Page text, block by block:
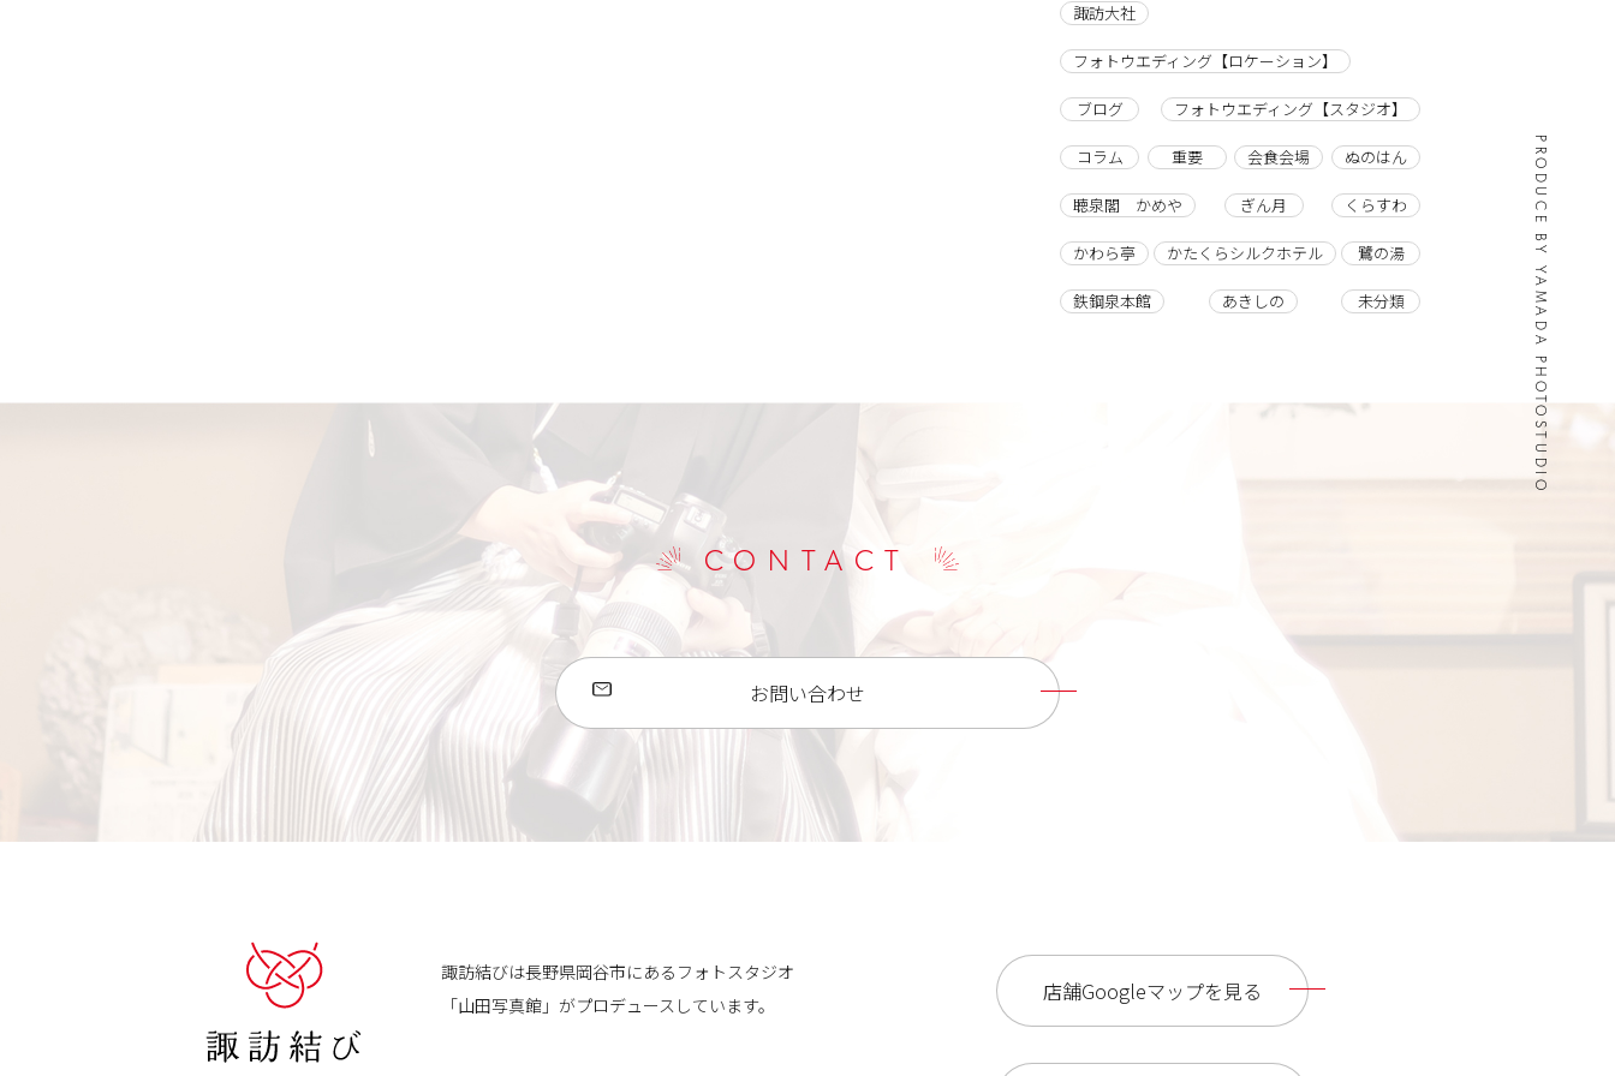
PRODUCE BY YAMADA PHOTOSTUDIO
諏訪大社
フォトウエディング【ロケーション】
ブログ フォトウエディング【スタジオ】
コラム 重要 会食会場 ぬのはん
聴泉閣 かめや ぎん月 くらすわ
かわら亭 かたくらシルクホテル 鷺の湯
鉄鋼泉本館 あきしの 未分類
CONTACT
お問い合わせ
諏訪結びは長野県岡谷市にある フォトスタジオ
「山田写真館」がプロデュースしています。 店舗Googleマップを見る